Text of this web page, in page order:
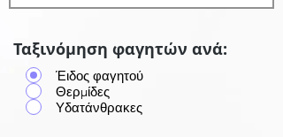
Ταξινόμηση φαγητών ανά:
Έιδος φαγητού
Θερμίδες
Υδατάνθρακες